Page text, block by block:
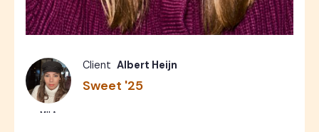
MILA
Client Albert Heijn
Sweet '25